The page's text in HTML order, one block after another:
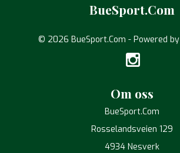
BueSport.Com
© 2026 BueSport.Com - Powered by
Om oss
BueSport.Com
Rosselandsveien 129
4934 Nesverk